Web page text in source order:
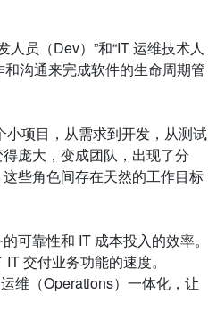
人员（Dev）”和“IT运维技术人
沟通来完成软件的生命周期管
小项目，从需求到开发，从测试
庞大，变成团队，出现了分
些角色间存在天然的工作目标
的可靠性和 IT 成本投入的效率。
IT交付业务功能的速度。
维（Operations）一体化，让